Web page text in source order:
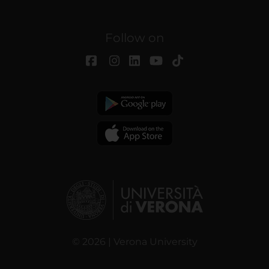
Follow on
© 2026 | Verona University